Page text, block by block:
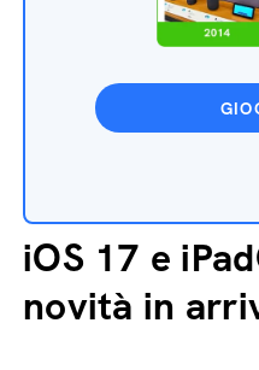
iOS 17 e
novità in